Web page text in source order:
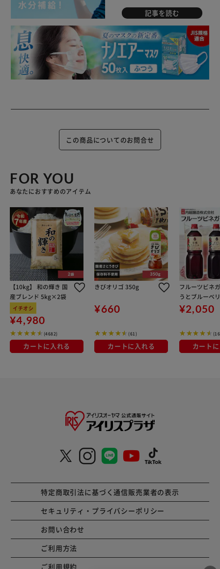
記事を読む
この商品についてのお問合せ
FOR YOU
あなたにおすすめのアイテム
【10kg】 和の輝き 国
産ブレンド 5kg×2袋
イチオシ
¥4,980
(4682)
カートに入れる
きびオリゴ 350g
¥660
(61)
カートに入れる
フルーツビネ
うとブルーベ
1L
¥2,050
カート
特定商取引法に基づく通信販売業者の表示
セキュリティ・プライバシーポリシー
お問い合わせ
ご利用方法
ご利用規約